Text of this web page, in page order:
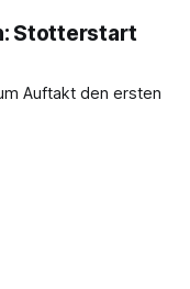
Stotterstart
Auftakt den ersten